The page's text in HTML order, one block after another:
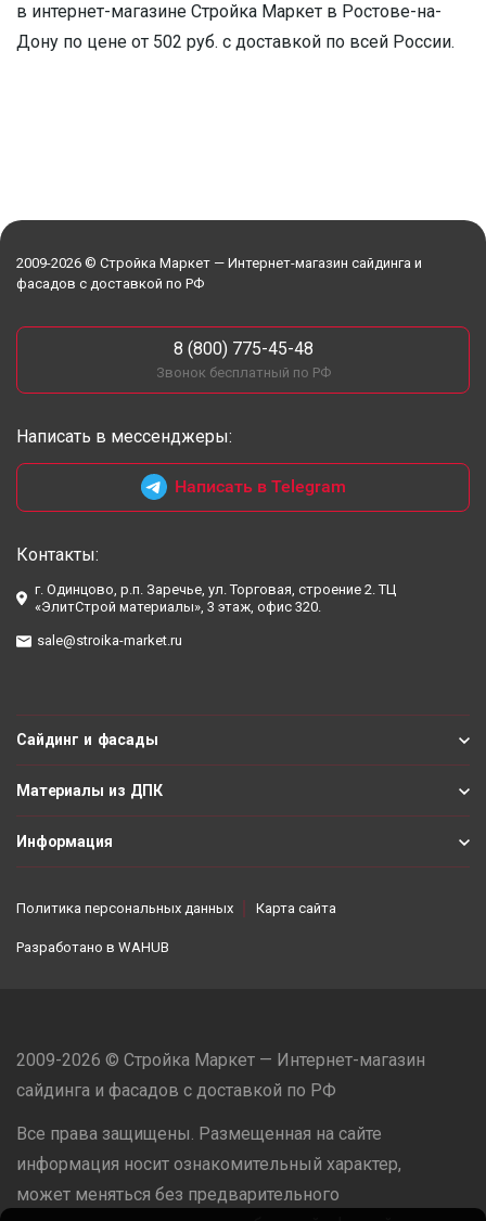
в интернет-магазине Стройка Маркет в Ростове-на-
Дону по цене от 502 руб. с доставкой по всей России.
2009-2026 © Стройка Маркет — Интернет-магазин сайдинга и
фасадов с доставкой по РФ
8 (800) 775-45-48
Звонок бесплатный по РФ
Написать в мессенджеры:
Написать в Telegram
Контакты:
г. Одинцово, р.п. Заречье, ул. Торговая, строение 2. ТЦ
«ЭлитСтрой материалы», 3 этаж, офис 320.
sale@stroika-market.ru
Сайдинг и фасады
Материалы из ДПК
Информация
Политика персональных данных Карта сайта
Разработано в WAHUB
2009-2026 © Стройка Маркет — Интернет-магазин
сайдинга и фасадов с доставкой по РФ
Все права защищены. Размещенная на сайте
информация носит ознакомительный характер,
может меняться без предварительного